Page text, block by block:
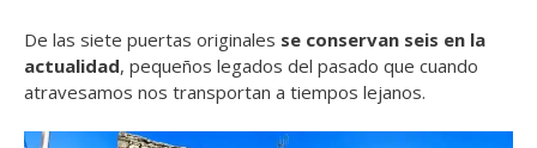
De las siete puertas originales se conservan seis en la
actualidad, pequeños legados del pasado que cuando
atravesamos nos transportan a tiempos lejanos.